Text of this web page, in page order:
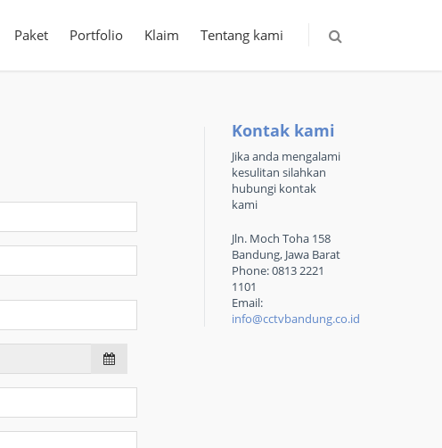
Paket Portfolio Klaim Tentang kami
Kontak kami
Jika anda mengalami
kesulitan silahkan
hubungi kontak
kami
Jln. Moch Toha 158
Bandung, Jawa Barat
Phone: 0813 2221
1101
Email:
info@cctvbandung.co.id